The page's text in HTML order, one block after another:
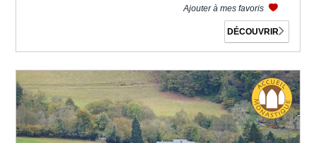
Ajouter à mes favoris
DÉCOUVRIR